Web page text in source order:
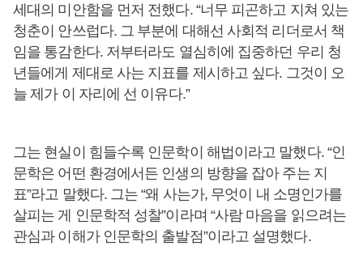
세대의 미안함을 먼저 전했다. “너무 피곤하고 지쳐 있는
청춘이 안쓰럽다. 그 부분에 대해선 사회적 리더로서 책
임을 통감한다. 저부터라도 열심히에 집중하던 우리 청
년들에게 제대로 사는 지표를 제시하고 싶다. 그것이 오
늘 제가 이 자리에 선 이유다.”
그는 현실이 힘들수록 인문학이 해법이라고 말했다. “인
문학은 어떤 환경에서든 인생의 방향을 잡아 주는 지
표”라고 말했다. 그는 “왜 사는가, 무엇이 내 소명인가를
살피는 게 인문학적 성찰”이라며 “사람 마음을 읽으려는
관심과 이해가 인문학의 출발점”이라고 설명했다.